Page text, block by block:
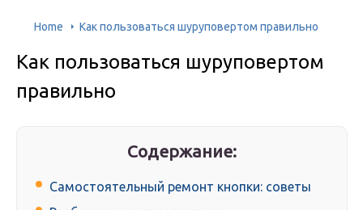
Home Как пользоваться шуруповертом правильно
Как пользоваться шуруповертом
правильно
Содержание:
Самостоятельный ремонт кнопки: советы